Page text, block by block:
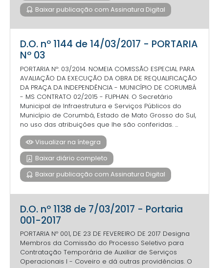
Baixar publicação com Assinatura Digital
D.O. nº 1144 de 14/03/2017 - PORTARIA
Nº 03
PORTARIA Nº: 03/2014. NOMEIA COMISSÃO ESPECIAL PARA
AVALIAÇÃO DA EXECUÇÃO DA OBRA DE REQUALIFICAÇÃO
DA PRAÇA DA INDEPENDÊNCIA - MUNICÍPIO DE CORUMBÁ
- MS CONTRATO 02/2015 - FUPHAN. O Secretário
Municipal de Infraestrutura e Serviços Públicos do
Município de Corumbá, Estado de Mato Grosso do Sul,
no uso das atribuições que lhe são conferidas. ...
Visualizar na íntegra
Baixar diário completo
Baixar publicação com Assinatura Digital
D.O. nº 1138 de 7/03/2017 - Portaria
001-2017
PORTARIA Nº 001, DE 23 DE FEVEREIRO DE 2017 Designa
Membros da Comissão do Processo Seletivo para
Contratação Temporária de Auxiliar de Serviços
Operacionais I - Coveiro e dá outras providências. O